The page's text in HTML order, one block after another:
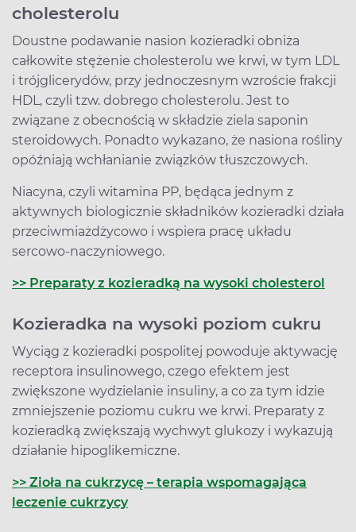
cholesterolu
Doustne podawanie nasion kozieradki obniża
całkowite stężenie cholesterolu we krwi, w tym LDL
i trójglicerydów, przy jednoczesnym wzroście frakcji
HDL, czyli tzw. dobrego cholesterolu. Jest to
związane z obecnością w składzie ziela saponin
steroidowych. Ponadto wykazano, że nasiona rośliny
opóźniają wchłanianie związków tłuszczowych.
Niacyna, czyli witamina PP, będąca jednym z
aktywnych biologicznie składników kozieradki działa
przeciwmiażdżycowo i wspiera pracę układu
sercowo-naczyniowego.
>> Preparaty z kozieradką na wysoki cholesterol
Kozieradka na wysoki poziom cukru
Wyciąg z kozieradki pospolitej powoduje aktywację
receptora insulinowego, czego efektem jest
zwiększone wydzielanie insuliny, a co za tym idzie
zmniejszenie poziomu cukru we krwi. Preparaty z
kozieradką zwiększają wychwyt glukozy i wykazują
działanie hipoglikemiczne.
>> Zioła na cukrzycę – terapia wspomagająca
leczenie cukrzycy